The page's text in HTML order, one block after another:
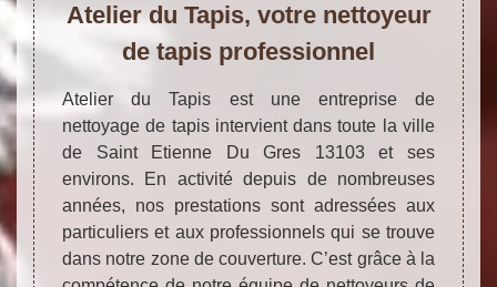
Atelier du Tapis, votre nettoyeur
de tapis professionnel
Atelier du Tapis est une entreprise de
nettoyage de tapis intervient dans toute la ville
de Saint Etienne Du Gres 13103 et ses
environs. En activité depuis de nombreuses
années, nos prestations sont adressées aux
particuliers et aux professionnels qui se trouve
dans notre zone de couverture. C’est grâce à la